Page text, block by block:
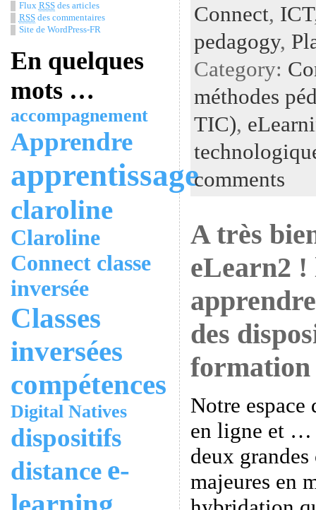
Flux RSSdes articles
RSSdes commentaires
Site de WordPress-FR
En quelques
mots …
accompagnement
Apprendre
apprentissage
claroline
Claroline
Connect classe
inversée
Classes
inversées
compétences
Digital Natives
dispositifs
distance e-
Connect, ICT
pedagogy,
Category:
méthodes
TIC),
comments
A très
eLearn2
des
formation
Notre
en ligne et …
deux
majeures en